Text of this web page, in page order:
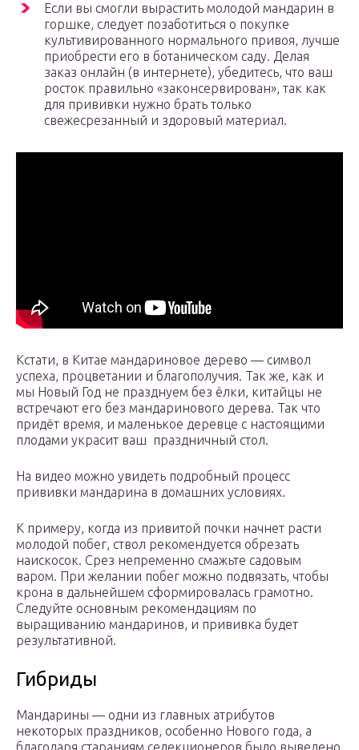
Если вы смогли вырастить молодой мандарин в
горшке, следует позаботиться о покупке
культивированного нормального привоя, лучше
приобрести его в ботаническом саду. Делая
заказ онлайн (в интернете), убедитесь, что ваш
росток правильно «законсервирован», так как
для прививки нужно брать только
свежесрезанный и здоровый материал.
Кстати, в Китае мандариновое дерево — символ
успеха, процветании и благополучия. Так же, как и
мы Новый Год не празднуем без ёлки, китайцы не
встречают его без мандаринового дерева. Так что
придёт время, и маленькое деревце с настоящими
плодами украсит ваш праздничный стол.
На видео можно увидеть подробный процесс
прививки мандарина в домашних условиях.
К примеру, когда из привитой почки начнет расти
молодой побег, ствол рекомендуется обрезать
наискосок. Срез непременно смажьте садовым
варом. При желании побег можно подвязать, чтобы
крона в дальнейшем сформировалась грамотно.
Следуйте основным рекомендациям по
выращиванию мандаринов, и прививка будет
результативной.
Гибриды
Мандарины — одни из главных атрибутов
некоторых праздников, особенно Нового года, а
благодаря стараниям селекционеров было выведено